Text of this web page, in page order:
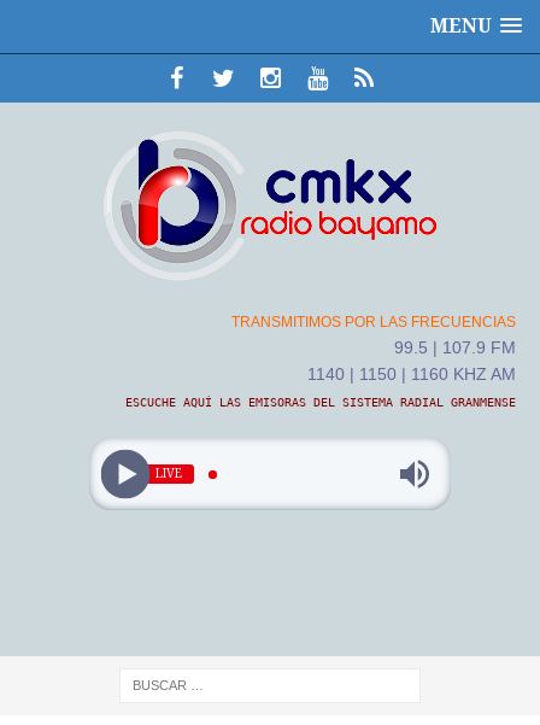
MENU
TRANSMITIMOS POR LAS FRECUENCIAS
99.5 | 107.9 FM
1140 | 1150 | 1160 KHZ AM
ESCUCHE AQUÍ LAS EMISORAS DEL SISTEMA RADIAL GRANMENSE
LIVE